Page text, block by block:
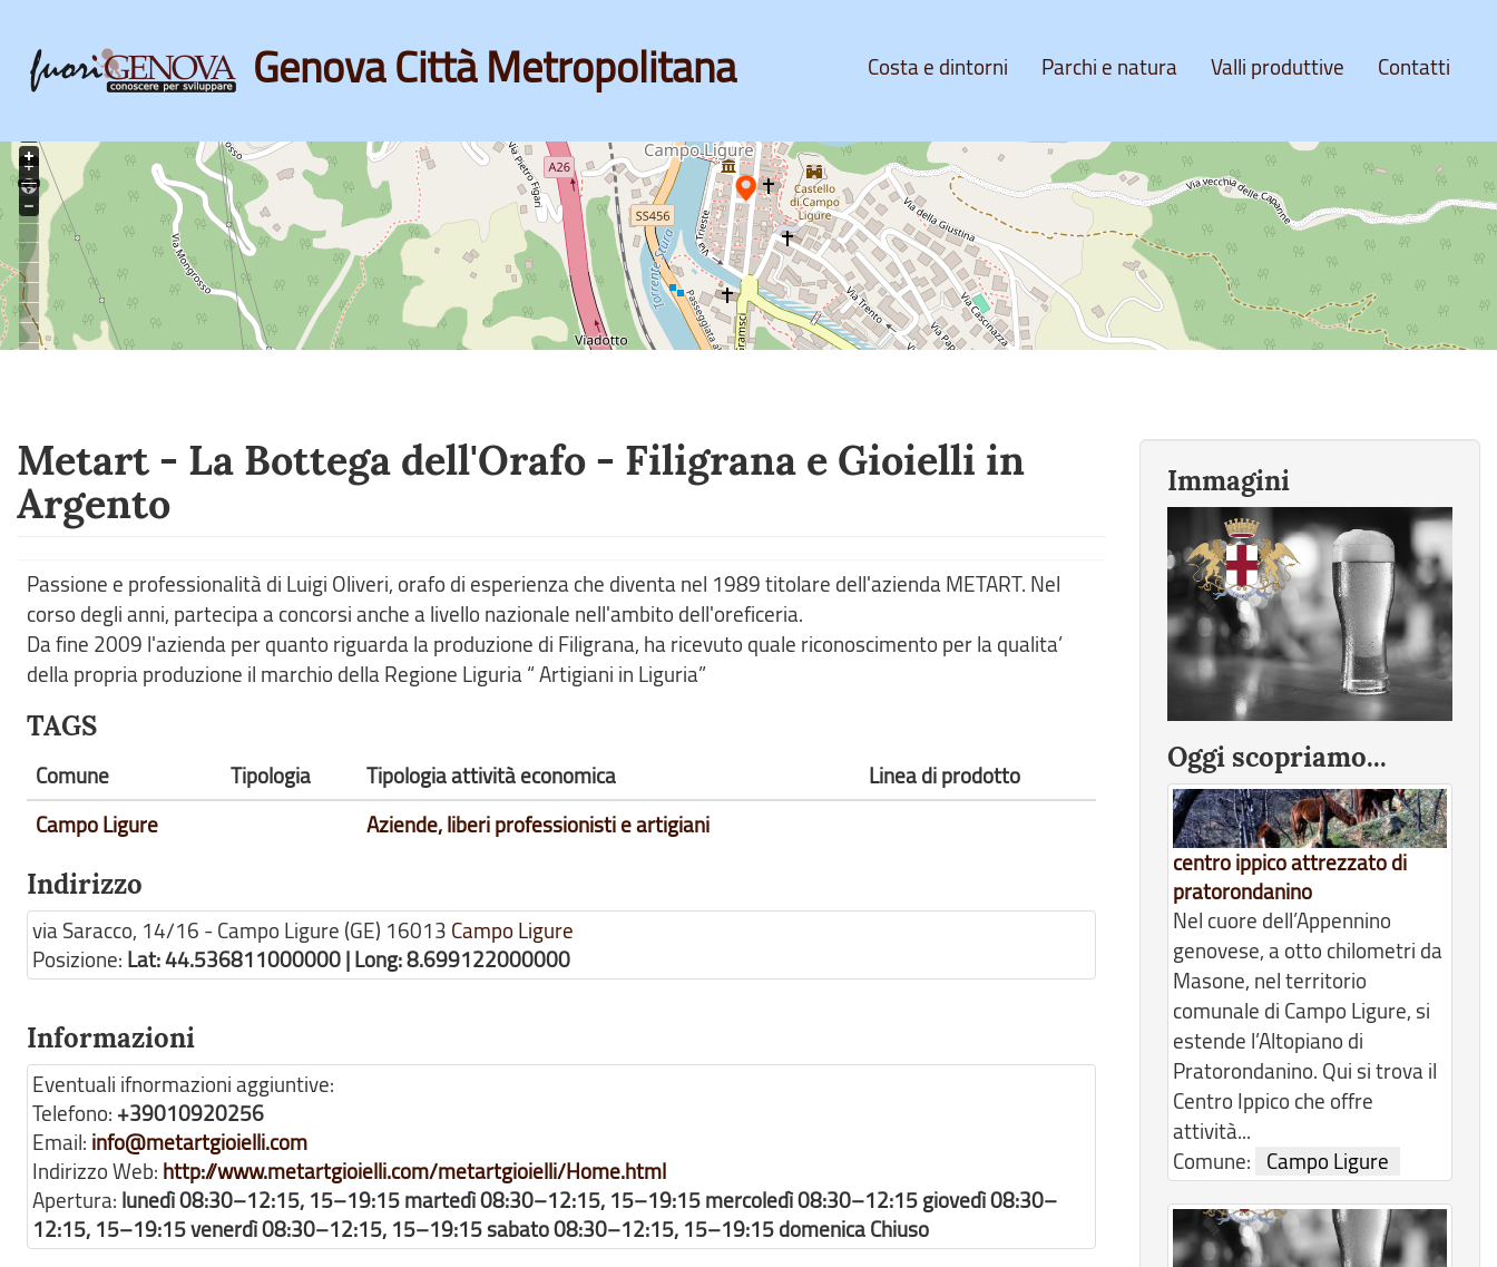
Skip
main
content
Genova Città Metropolitana Costa e dintorni Parchi e natura Valli produttive Contatti
Metart - La Bottega dell'Orafo - Filigrana e Gioielli in
Argento
Passione e professionalità di Luigi Oliveri, orafo di esperienza che diventa nel 1989 titolare dell'azienda METART. Nel
corso degli anni, partecipa a concorsi anche a livello nazionale nell'ambito dell'oreficeria.
Da fine 2009 l'azienda per quanto riguarda la produzione di Filigrana, ha ricevuto quale riconoscimento per la qualita’
della propria produzione il marchio della Regione Liguria “ Artigiani in Liguria”
TAGS
Comune Tipologia Tipologia attività economica
Linea di prodotto
Campo Ligure
Aziende, liberi professionisti e artigiani
Indirizzo
via Saracco, 14/16 - Campo Ligure (GE) 16013 Campo Ligure
Posizione: Lat: 44.536811000000 | Long: 8.699122000000
Informazioni
Eventuali ifnormazioni aggiuntive:
Telefono: +39010920256
Email: info@metartgioielli.com
Indirizzo Web: http://www.metartgioielli.com/metartgioielli/Home.html
Apertura: lunedì 08:30–12:15, 15–19:15 martedì 08:30–12:15, 15–19:15 mercoledì 08:30–12:15 giovedì 08:30–
12:15, 15–19:15 venerdì 08:30–12:15, 15–19:15 sabato 08:30–12:15, 15–19:15 domenica Chiuso
Immagini
Oggi scopriamo...
centro ippico attrezzato di
pratorondanino
Nel cuore dell’Appennino
genovese, a otto chilometri da
Masone, nel territorio
comunale di Campo Ligure, si
estende l’Altopiano di
Pratorondanino. Qui si trova il
Centro Ippico che offre
attività...
Comune:
Campo Ligure